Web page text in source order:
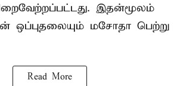
இதன்மூலம்
ஒப்புதலையும் மசோதா பெற்று
Read More